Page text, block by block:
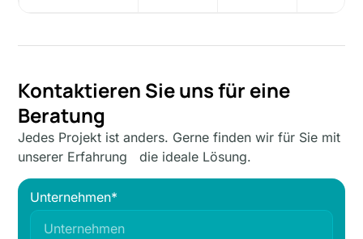
Kontaktieren Sie uns für eine
Beratung
Jedes Projekt ist anders. Gerne finden wir für Sie mit
unserer Erfahrung die ideale Lösung.
Unternehmen*